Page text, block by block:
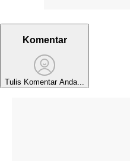
Komentar
Tulis Komentar Anda...